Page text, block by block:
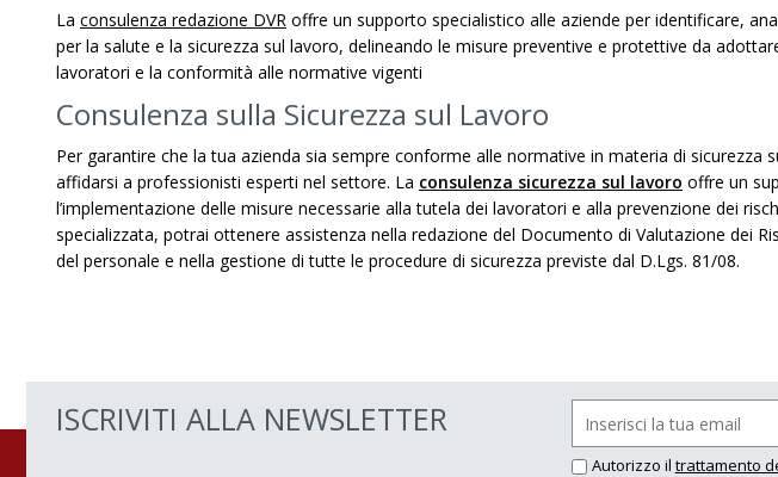
La consulenza redazione DVR offre un supporto specialistico alle aziende per identificare,
per la salute e la sicurezza sul lavoro, delineando le misure preventive e protettive da
lavoratori e la conformità alle normative vigenti
Consulenza sulla Sicurezza sul Lavoro
Per garantire che la tua azienda sia sempre conforme alle normative in materia di sicurezza
affidarsi a professionisti esperti nel settore. La consulenza sicurezza sul lavoro offre un
l’implementazione delle misure necessarie alla tutela dei lavoratori e alla prevenzione dei
specializzata, potrai ottenere assistenza nella redazione del Documento di Valutazione dei
del personale e nella gestione di tutte le procedure di sicurezza previste dal D.Lgs. 81/08.
ISCRIVITI ALLA NEWSLETTER
Autorizzo il trattamento